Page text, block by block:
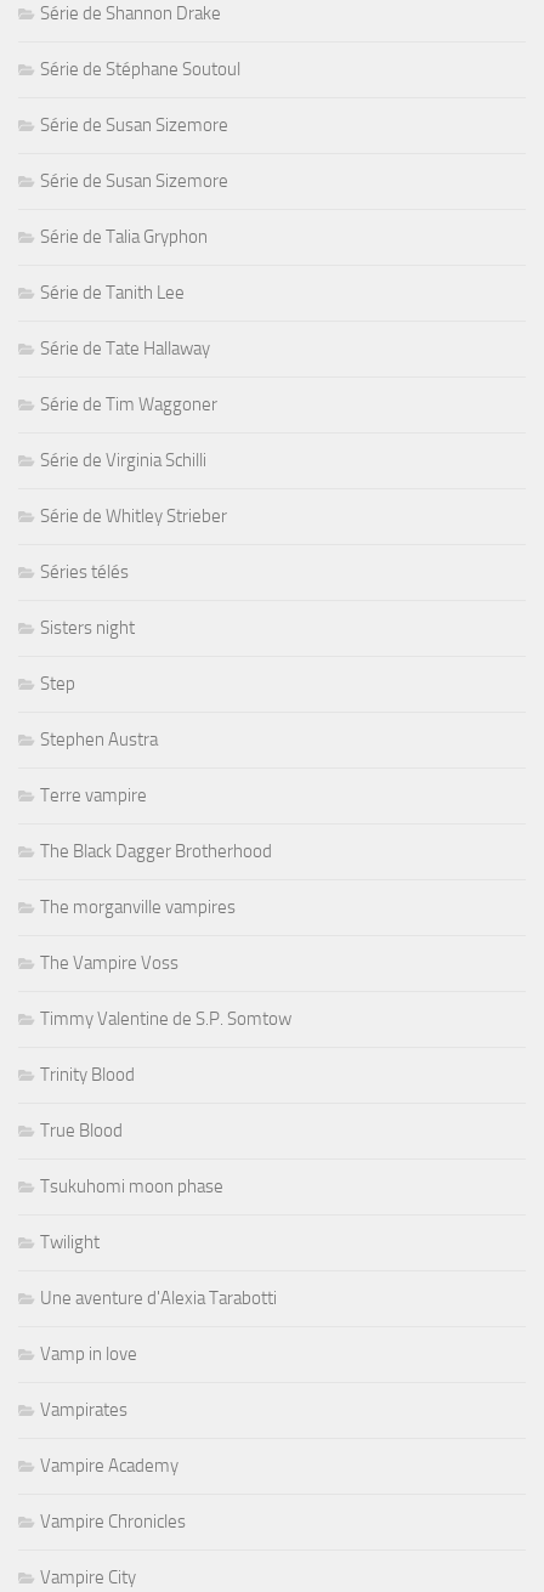
Série de Shannon Drake
Série de Stéphane Soutoul
Série de Susan Sizemore
Série de Susan Sizemore
Série de Talia Gryphon
Série de Tanith Lee
Série de Tate Hallaway
Série de Tim Waggoner
Série de Virginia Schilli
Série de Whitley Strieber
Séries télés
Sisters night
Step
Stephen Austra
Terre vampire
The Black Dagger Brotherhood
The morganville vampires
The Vampire Voss
Timmy Valentine de S.P. Somtow
Trinity Blood
True Blood
Tsukuhomi moon phase
Twilight
Une aventure d'Alexia Tarabotti
Vamp in love
Vampirates
Vampire Academy
Vampire Chronicles
Vampire City